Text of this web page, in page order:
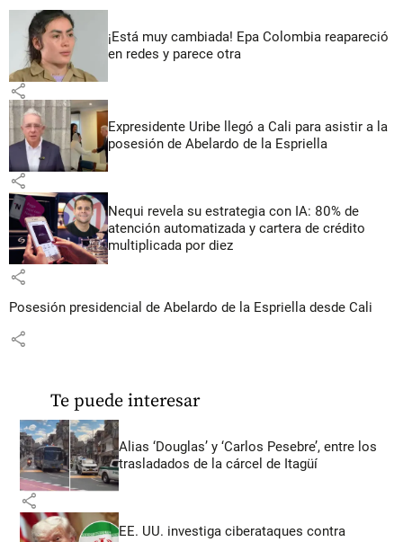
¡Está muy cambiada! Epa Colombia reapareció
en redes y parece otra
share
Expresidente Uribe llegó a Cali para asistir a la
posesión de Abelardo de la Espriella
share
Nequi revela su estrategia con IA: 80% de
atención automatizada y cartera de crédito
multiplicada por diez
share
Posesión presidencial de Abelardo de la Espriella desde Cali
share
Te puede interesar
Alias ‘Douglas’ y ‘Carlos Pesebre’, entre los
trasladados de la cárcel de Itagüí
share
EE. UU. investiga ciberataques contra